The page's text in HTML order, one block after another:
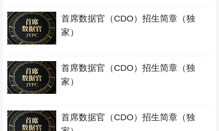
首席数据官（CDO）招生简章（独
家）
首席数据官（CDO）招生简章（独
家）
首席数据官（CDO）招生简章（独